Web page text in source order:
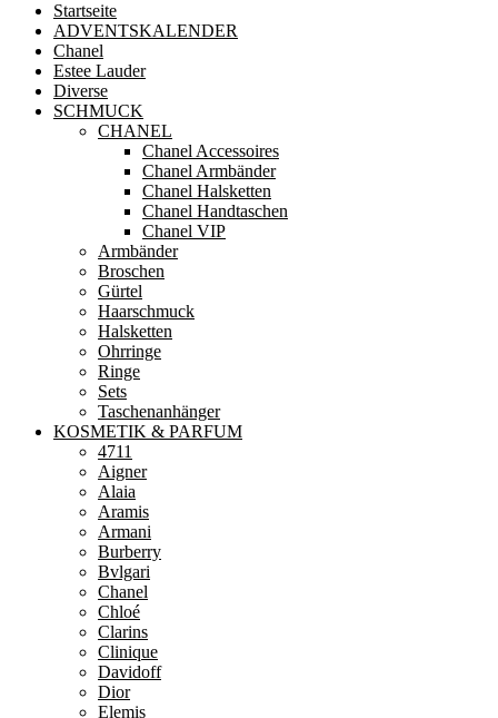
Startseite
ADVENTSKALENDER
Chanel
Estee Lauder
Diverse
SCHMUCK
CHANEL
Chanel Accessoires
Chanel Armbänder
Chanel Halsketten
Chanel Handtaschen
Chanel VIP
Armbänder
Broschen
Gürtel
Haarschmuck
Halsketten
Ohrringe
Ringe
Sets
Taschenanhänger
KOSMETIK & PARFUM
4711
Aigner
Alaia
Aramis
Armani
Burberry
Bvlgari
Chanel
Chloé
Clarins
Clinique
Davidoff
Dior
Elemis